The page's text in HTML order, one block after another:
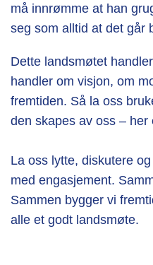
må innrømme at han
seg som alltid at det går
Dette landsmøtet
handler om visjon, om
fremtiden. Så la oss
den skapes av oss – her
La oss lytte, diskutere
med engasjement.
Sammen bygger vi
alle et godt landsmøte.